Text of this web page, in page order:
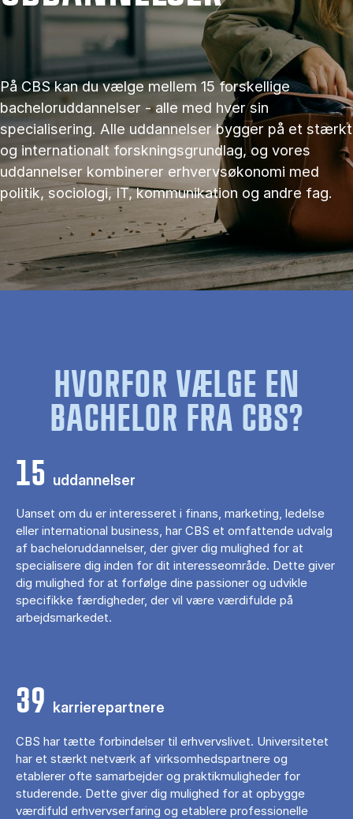
På CBS kan du vælge mellem 15 forskellige
bacheloruddannelser - alle med hver sin
specialisering. Alle uddannelser bygger på et stærkt
og internationalt forskningsgrundlag, og vores
uddannelser kombinerer erhvervsøkonomi med
politik, sociologi, IT, kommunikation og andre fag.
HVORFOR VÆLGE EN
BACHELOR FRA CBS?
15 uddannelser
Uanset om du er interesseret i finans, marketing, ledelse
eller international business, har CBS et omfattende udvalg
af bacheloruddannelser, der giver dig mulighed for at
specialisere dig inden for dit interesseområde. Dette giver
dig mulighed for at forfølge dine passioner og udvikle
specifikke færdigheder, der vil være værdifulde på
arbejdsmarkedet.
39 karrierepartnere
CBS har tætte forbindelser til erhvervslivet. Universitetet
har et stærkt netværk af virksomhedspartnere og
etablerer ofte samarbejder og praktikmuligheder for
studerende. Dette giver dig mulighed for at opbygge
værdifuld erhvervserfaring og etablere professionelle